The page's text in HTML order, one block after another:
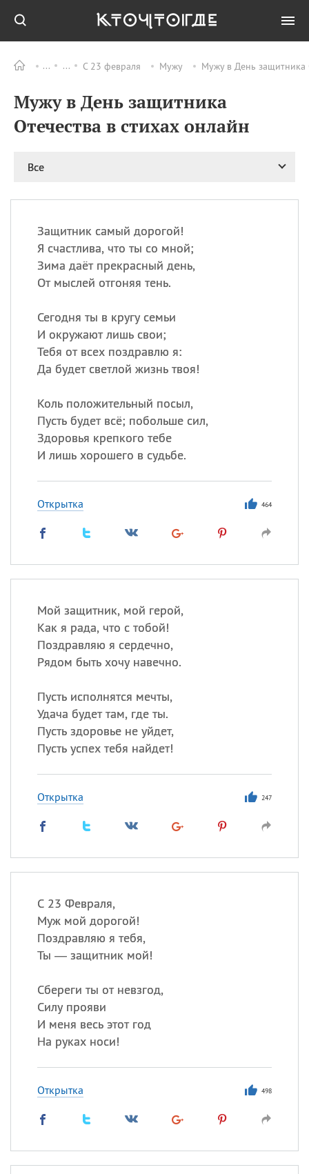
С 23 февраля Мужу Мужу в День защитника
Мужу в День защитника
Отечества в стихах онлайн
Все
Защитник самый дорогой!
Я счастлива, что ты со мной;
Зима даёт прекрасный день,
От мыслей отгоняя тень.
Сегодня ты в кругу семьи
И окружают лишь свои;
Тебя от всех поздравлю я:
Да будет светлой жизнь твоя!
Коль положительный посыл,
Пусть будет всё; побольше сил,
Здоровья крепкого тебе
И лишь хорошего в судьбе.
Открытка 464
Мой защитник, мой герой,
Как я рада, что с тобой!
Поздравляю я сердечно,
Рядом быть хочу навечно.
Пусть исполнятся мечты,
Удача будет там, где ты.
Пусть здоровье не уйдет,
Пусть успех тебя найдет!
Открытка 247
С 23 Февраля,
Муж мой дорогой!
Поздравляю я тебя,
Ты — защитник мой!
Сбереги ты от невзгод,
Силу прояви
И меня весь этот год
На руках носи!
Открытка 498
ПРАЗДНИКИ Все
06.08 Преображение
христиан
Романа и Давида
День ассирийских
мучеников
07.08
Национальный день
маяка
ИМЕНА
Сегодня празднуют именины
Анатолий
,Еще
Посмотреть значениеи
происхождение